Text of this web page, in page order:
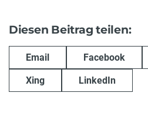
Diesen Beitrag teilen:
Email Facebook
Xing LinkedIn